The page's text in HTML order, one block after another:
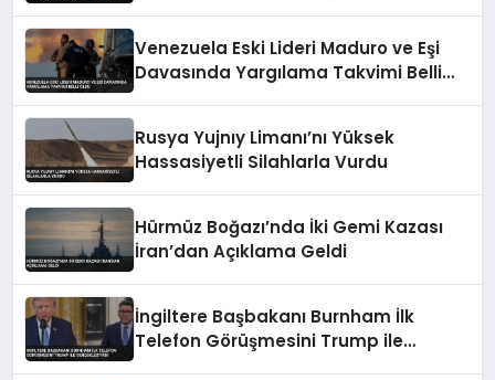
Venezuela Eski Lideri Maduro ve Eşi
Davasında Yargılama Takvimi Belli
Rusya Yujnıy Limanı’nı Yüksek
Hassasiyetli Silahlarla Vurdu
Hürmüz Boğazı’nda İki Gemi Kazası
İran’dan Açıklama Geldi
İngiltere Başbakanı Burnham İlk
Telefon Görüşmesini Trump ile